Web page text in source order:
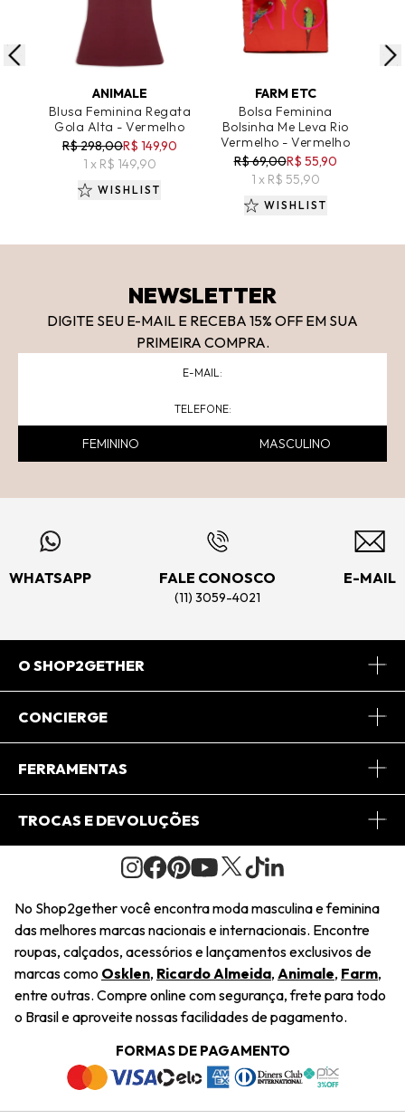
ADICIONAR AO CARRINHO
ANIMALE
Blusa Feminina Regata
Gola Alta - Vermelho
R$ 298,00R$ 149,90
1 x R$ 149,90
WISHLIST
FARM ETC
Bolsa Feminina
Bolsinha Me Leva Rio
Vermelho - Vermelho
R$ 69,00R$ 55,90
1 x R$ 55,90
WISHLIST
NEWSLETTER
DIGITE SEU E-MAIL E RECEBA 15% OFF EM SUA
PRIMEIRA COMPRA.
FEMININO MASCULINO
WHATSAPP FALE CONOSCO
(11) 3059-4021
E-MAIL
O SHOP2GETHER
Sobre Nós
Journal
Saiu na Mídia
Sustentabilidade
Navegando
Termos e Condições
Trabalhe Conosco
CONCIERGE
Central de Relacionamento
Regulamento e Promoções
FERRAMENTAS
Minha Conta
Pedido de Presente
Wishlist
TROCAS E DEVOLUÇÕES
Condições Gerais
Troca Fácil
Restituição de Pagamento
Dúvidas Frequentes
Termos e Condições
Política de Privacidade
No Shop2gether você encontra moda masculina e feminina
das melhores marcas nacionais e internacionais. Encontre
roupas, calçados, acessórios e lançamentos exclusivos de
marcas como Osklen, Ricardo Almeida, Animale, Farm,
entre outras. Compre online com segurança, frete para todo
o Brasil e aproveite nossas facilidades de pagamento.
FORMAS DE PAGAMENTO